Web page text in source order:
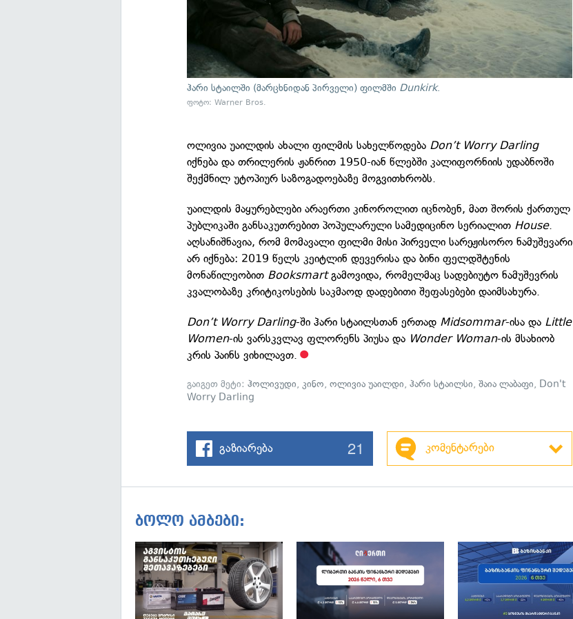
ჰარი სტაილში (მარცხნიდან პირველი) ფილმში Dunkirk.
ფოტო: Warner Bros.
ოლივია უაილდის ახალი ფილმის სახელწოდება Don’t Worry Darling
იქნება და თრილერის ჟანრით 1950-იან წლებში კალიფორნიის უდაბნოში
შექმნილ უტოპიურ საზოგადოებაზე მოგვითხრობს.
უაილდის მაყურებლები არაერთი კინოროლით იცნობენ, მათ შორის ქართულ
პუბლიკაში განსაკუთრებით პოპულარული სამედიცინო სერიალით House.
აღსანიშნავია, რომ მომავალი ფილმი მისი პირველი სარეჟისორო ნამუშევარი
არ იქნება: 2019 წელს კეიტლინ დევერისა და ბინი ფელდშტენის
მონაწილეობით Booksmartგამოვიდა, რომელმაც სადებიუტო ნამუშევრის
კვალობაზე კრიტიკოსების საკმაოდ დადებითი შეფასებები დაიმსახურა.
Don’t Worry Darling-ში ჰარი სტაილსთან ერთად Midsommar-ისა და Little
Women-ის ვარსკვლავ ფლორენს პიუსა და Wonder Woman-ის მსახიობ
კრის პაინს ვიხილავთ.
გაიგეთ მეტი:ჰოლივუდი,კინო,ოლივია უაილდი,ჰარი სტაილსი,შაია ლაბაფი, Don't
Worry Darling
გაზიარება 21 კომენტარები
ბოლო ამბები: